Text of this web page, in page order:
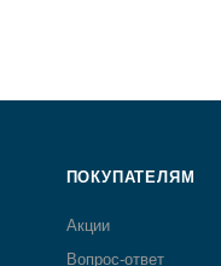
ПОКУПАТЕЛЯМ
Акции
Вопрос-ответ